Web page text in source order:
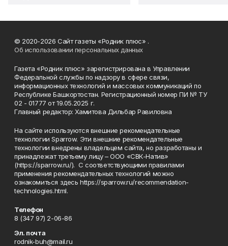
© 2020-2026 Сайт газеты «Родник плюс» .
Об использовании персональных данных
Газета «Родник плюс» зарегистрирована в Управлении
Федеральной службы по надзору в сфере связи,
информационных технологий и массовых коммуникаций по
Республике Башкортостан. Регистрационный номер ПИ № ТУ
02 - 01777 от 19.05.2025 г.
Главный редактор: Хамитова Дильбар Равиловна
На сайте используются внешние рекомендательные
технологии Sparrow. Эти внешние рекомендательные
технологии внедрены владельцем сайта, но разработаны и
принадлежат третьему лицу – ООО «СВК-Натив»
(https://sparrow.ru/). С соответствующими правилами
применения рекомендательных технологий можно
ознакомиться здесь https://sparrow.ru/recommendation-
technologies.html.
Телефон
8 (347 97) 2-06-86
Эл. почта
rodnik-buh@mail.ru